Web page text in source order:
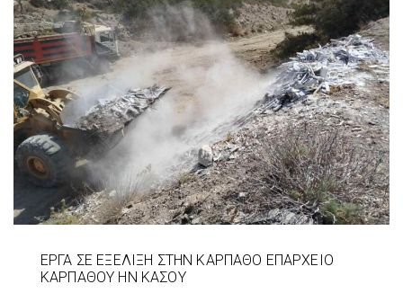
ΕΡΓΑ ΣΕ ΕΞΕΛΙΞΗ ΣΤΗΝ ΚΑΡΠΑΘΟ ΕΠΑΡΧΕΙΟ
ΚΑΡΠΑΘΟΥ ΗΝ ΚΑΣΟΥ